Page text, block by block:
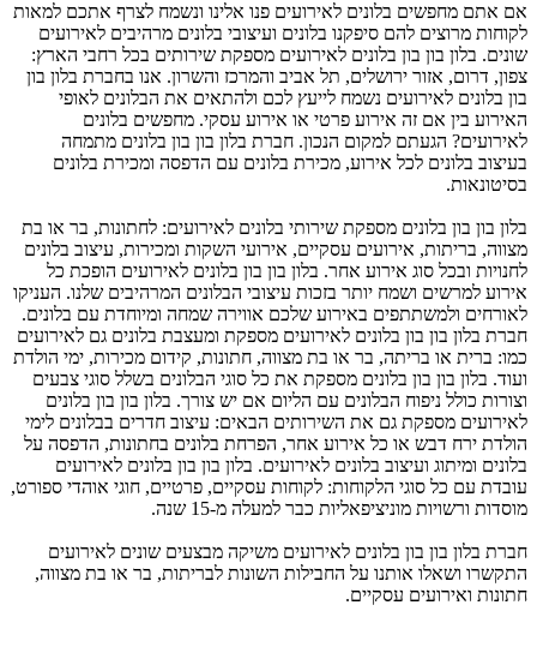
אם אתם מחפשים בלונים לאירועים פנו אלינו ונשמח לצרף אתכם למאות
לקוחות מרוצים להם סיפקנו בלונים ועיצובי בלונים מרהיבים לאירועים
שונים. בלון בון בון בלונים לאירועים מספקת שירותים בכל רחבי הארץ:
צפון, דרום, אזור ירושלים, תל אביב והמרכז והשרון. אנו בחברת בלון בון
בון בלונים לאירועים נשמח לייעץ לכם ולהתאים את הבלונים לאופי
האירוע בין אם זה אירוע פרטי או אירוע עסקי. מחפשים בלונים
לאירועים? הגעתם למקום הנכון. חברת בלון בון בון בלונים מתמחה
בעיצוב בלונים לכל אירוע, מכירת בלונים עם הדפסה ומכירת בלונים
בסיטונאות.
בלון בון בון בלונים מספקת שירותי בלונים לאירועים: לחתונות, בר או בת
מצווה, בריתות, אירועים עסקיים, אירועי השקות ומכירות, עיצוב בלונים
לחנויות ובכל סוג אירוע אחר. בלון בון בון בלונים לאירועים הופכת כל
אירוע למרשים ושמח יותר בזכות עיצובי הבלונים המרהיבים שלנו. העניקו
לאורחים ולמשתתפים באירוע שלכם אווירה שמחה ומיוחדת עם בלונים.
חברת בלון בון בון בלונים לאירועים מספקת ומעצבת בלונים גם לאירועים
כמו: ברית או בריתה, בר או בת מצווה, חתונות, קידום מכירות, ימי הולדת
ועוד. בלון בון בון בלונים מספקת את כל סוגי הבלונים בשלל סוגי צבעים
וצורות כולל ניפוח הבלונים עם הליום אם יש צורך. בלון בון בון בלונים
לאירועים מספקת גם את השירותים הבאים: עיצוב חדרים בבלונים לימי
הולדת ירח דבש או כל אירוע אחר, הפרחת בלונים בחתונות, הדפסה על
בלונים ומיתוג ועיצוב בלונים לאירועים. בלון בון בון בלונים לאירועים
עובדת עם כל סוגי הלקוחות: לקוחות עסקיים, פרטיים, חוגי אוהדי ספורט,
מוסדות ורשויות מוניציפאליות כבר למעלה מ-15 שנה.
חברת בלון בון בון בלונים לאירועים משיקה מבצעים שונים לאירועים
התקשרו ושאלו אותנו על החבילות השונות לבריתות, בר או בת מצווה,
חתונות ואירועים עסקיים.